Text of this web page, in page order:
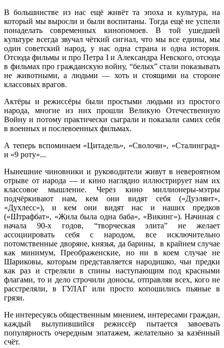
В большинстве из нас ещё живёт та эпоха и культура, на
который мы выросли и были воспитаны. Тогда ещё не успели
понаделать современных кинопомоев. В той ушедшей
культуре всегда звучал чёткий сигнал, что мы все едины, мы
один советский народ, у нас одна страна и одна история.
Отсюда фильмы и про Петра I и Александра Невского, отсюда
в фильмах про гражданскую войну, “белых” стали показывать
не животными, а людьми — хоть и стоящими на стороне
классовых врагов.
Актёры и режиссёры были простыми людьми из простого
народа, многие из них прошли Великую Отечественную
Войну и потому практически сыграли и показали самих себя
в военных и послевоенных фильмах.
А теперь вспоминаем «Цитадель», «Сволочи», «Сталинград»
и «9 роту»...
Нынешние чиновники и руководители живут в невероятном
отрыве от народа — и кино наглядно иллюстрирует нам их
классовое мышление. Через кино миллионеры-мэтры
подчёркивают нам, кем они видят себя («Дуэлянт»,
«Духлесс»), и кем они видят нас и наших предков
(«Штрафбат», «Жила была одна баба», «Викинг»). Начиная с
начала 90-х годов, “творческая элита” не желает
ассоциировать себя с народом, все исключительно
потомственные дворяне, князья, да барины, в крайнем случае
как минимум, Преображенские, но ни в коем случае не
Шариковы, которым представляется народишко, чьи предки
как раз и стреляли в спины наступающим под красными
флагами, то и дело строчили доносы, отправляя всех, кого не
расстреляли, в ГУЛАГ или просто копошились пьяные в
грязи.
Не интересуясь общественным мнением, интересами граждан,
каждый вылупившийся режиссёр пытается завоевать
популярность очередным эпатажем, желательно за казённый
счёт.